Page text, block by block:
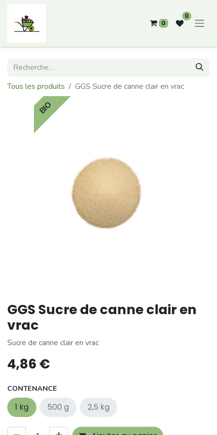
0
0
Tous les produits GGS Sucre de canne clair en vrac
BIO
GGS Sucre de canne clair en
vrac
Sucre de canne clair en vrac
4,86 €
CONTENANCE
1 kg 500 g 2,5 kg